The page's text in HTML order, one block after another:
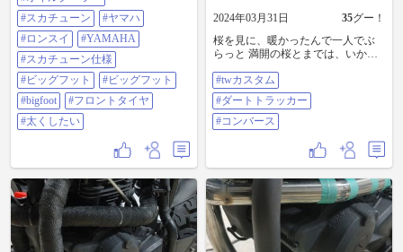
#スカチューン
#ヤマハ
#ロンスイ
#YAMAHA
#スカチューン仕様
#ビッグフット
#ビッグフット
#bigfoot
#フロントタイヤ
#太くしたい
2024年03月31日 35グー！
桜を見に、暖かったんで一人でぶ
らっと 満開の桜とまでは、いかな
した✨ それと今日の足元の相棒は
コンバース·オールスター オレンジ·
ローカット なんだかんだで、アメ
カジ最高！ コメント、受け付けま
ッカー ＃コンバース
#twカスタム
#ダートトラッカー
#コンバース